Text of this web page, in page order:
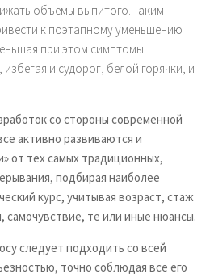
объемы выпитого. Таким
к поэтапному уменьшению
при этом симптомы
и судорог, белой горячки, и
со стороны современной
активно развиваются и
от тех самых традиционных,
подбирая наиболее
курс, учитывая возраст, стаж
самочувствие, те или иные нюансы.
следует подходить со всей
точно соблюдая все его